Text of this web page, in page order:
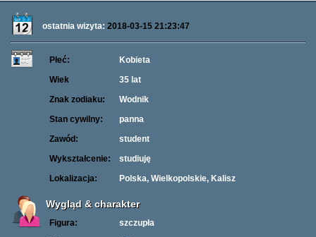
ostatnia wizyta: 2018-03-15 21:23:47
Płeć:
Kobieta
Wiek
35 lat
Znak zodiaku:
Wodnik
Stan cywilny:
panna
Zawód:
student
Wykształcenie:
studiuję
Lokalizacja:
Polska, Wielkopolskie, Kalisz
Wygląd & charakter
Figura:
szczupła